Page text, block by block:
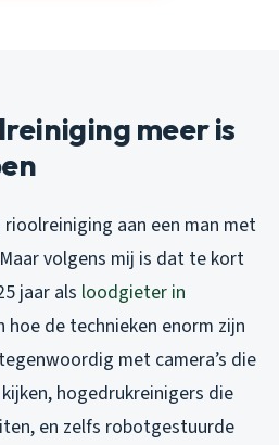
meer is
rioolreiniging aan een man met
volgens mij is dat te kort
jaar als loodgieter in
hoe de technieken enorm zijn
met camera’s die
hogedrukreinigers die
en zelfs robotgestuurde